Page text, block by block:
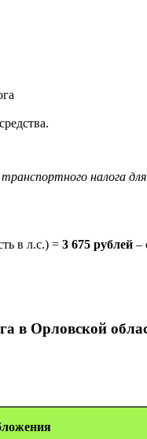
налога
в л.с.) = 3 675 рублей –
в Орловской